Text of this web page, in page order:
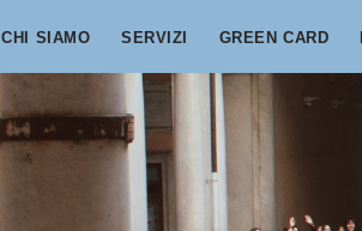
CHI SIAMO SERVIZI GREEN CARD